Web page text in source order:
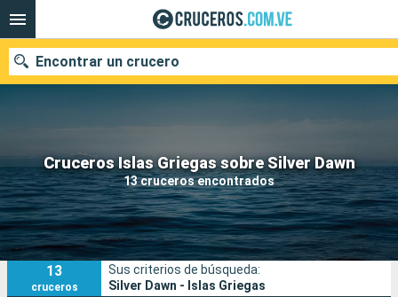
Cruceros Islas Griegas sobre Silver Dawn
13 cruceros encontrados
Encontrar un crucero
Nuestros destinos
Fecha de salida
Puertos Compañías
Buscar
13
cruceros
Sus criterios de búsqueda:
Silver Dawn - Islas Griegas